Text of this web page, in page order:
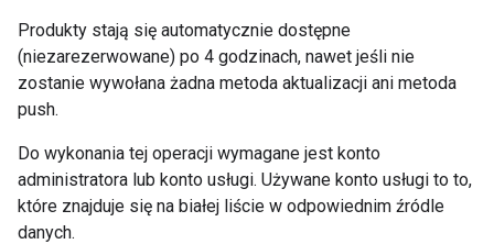
Produkty stają się automatycznie dostępne
(niezarezerwowane) po 4 godzinach, nawet jeśli nie
zostanie wywołana żadna metoda aktualizacji ani metoda
push.
Do wykonania tej operacji wymagane jest konto
administratora lub konto usługi. Używane konto usługi to to,
które znajduje się na białej liście w odpowiednim źródle
danych.